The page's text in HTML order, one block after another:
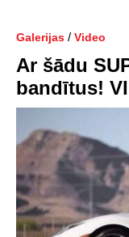
Galerijas / Video
Ar šādu
bandītus!